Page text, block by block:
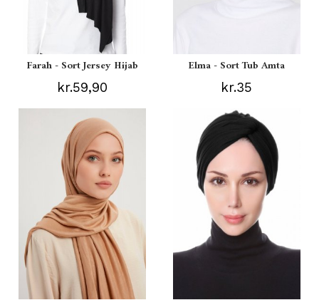
Farah - Sort Jersey Hijab
kr.59,90
Elma - Sort Tub Amta
kr.35